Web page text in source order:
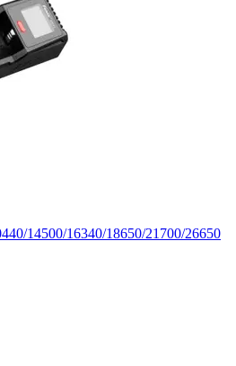
14500/16340/18650/21700/26650